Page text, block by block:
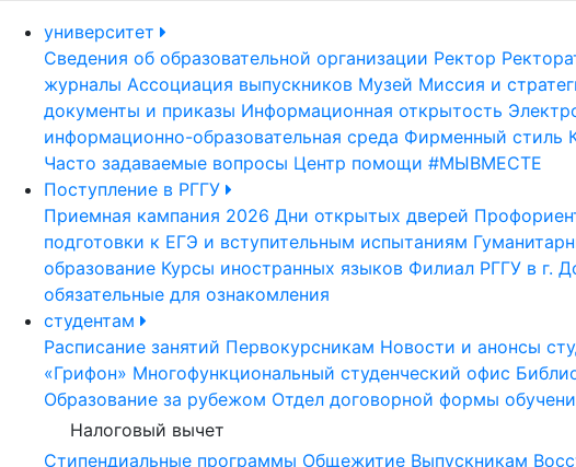
университет
Сведения об образовательной организации Ректор
журналы Ассоциация выпускников Музей Миссия и
документы и приказы Информационная открытость
информационно-образовательная среда Фирменный стиль
Часто задаваемые вопросы Центр помощи #МЫВМЕСТЕ
Поступление в РГГУ
Приемная кампания 2026 Дни открытых дверей
подготовки к ЕГЭ и вступительным испытаниям
образование Курсы иностранных языков Филиал РГГУ в г.
обязательные для ознакомления
студентам
Расписание занятий Первокурсникам Новости и анонсы
«Грифон» Многофункциональный студенческий офис
Образование за рубежом Отдел договорной формы
Налоговый вычет
Стипендиальные программы Общежитие Выпускникам